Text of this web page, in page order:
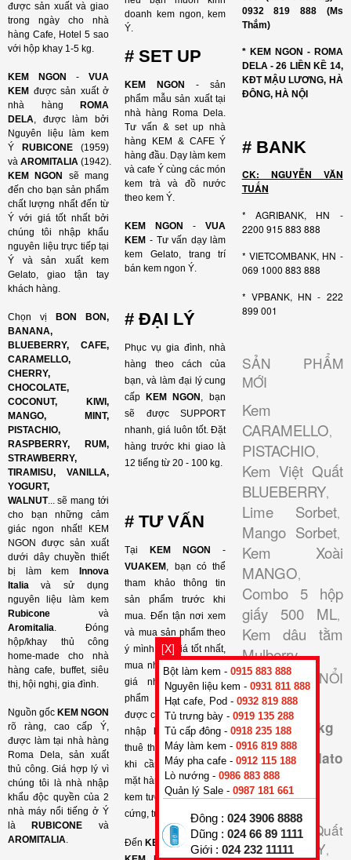
được sản xuất và giao
trong ngày cho nhà
hàng Cafe, Hotel 5 sao
với hộp khay 1-5 kg.
KEM NGON - VUA
KEM được sản xuất ở
nhà hàng
ROMA
DELA, được làm bởi
Nguyên liệu làm kem
Ý
RUBICONE (1959)
và AROMITALIA (1942).
KEM NGON
sẽ mang
đến cho bạn sản phẩm
chất lượng nhất đến từ
Ý với giá tốt nhất bởi
chúng tôi nhập khẩu
nguyên liệu trực tiếp tại
Ý và sản xuất kem
Gelato, giao tận tay
khách hàng.
Chọn vị
BON BON,
BANANA,
BLUEBERRY, CAFE,
CARAMELLO,
CHERRY,
CHOCOLATE,
COCONUT, KIWI,
MANGO, MINT,
PISTACHIO,
RASPBERRY, RUM,
STRAWBERRY,
TIRAMISU, VANILLA,
YOGURT,
WALNUT... sẽ mang tới
cho bạn những cảm
giác ngon nhất! KEM
NGON được sản xuất
dưới dây chuyền thiết
bị làm kem
Innova
Italia và sử dụng
nguyên liệu làm kem
Rubicone và
Aromitalia. Đóng
hộp/khay thủ công
home-made cho nhà
hàng cafe, buffet, siêu
thị, hội nghị, gia đình.
Nguồn gốc KEM NGON
rõ ràng, cao cấp Ý,
được làm tại nhà hàng
Roma Dela, sản xuất
thủ công. Giá hợp lý vì
chúng tôi là nhà nhập
khẩu độc quyền của 2
nhà máy nổi tiếng ở Ý
là
RUBICONE và
AROMITALIA.
doanh kem ngon, kem
Ý.
# SET UP
KEM NGON
- sản
phẩm mẫu sản xuất tại
nhà hàng Roma Dela.
Tư vấn & set up nhà
hàng KEM & CAFE Ý
hàng đầu. Dạy làm kem
và cafe Ý cùng các món
kem trà và đồ nước
theo kem Ý.
KEM NGON-VUA
KEM - Tư vấn dạy làm
kem Gelato, trang trí
bán kem ngon Ý.
# ĐẠI LÝ
Phục vụ gia đình, nhà
hàng theo cách của
bạn, và làm đại lý cung
cấp
KEM NGON , bạn
sẽ được SUPPORT
nhanh, giá luôn tốt. Đặt
hàng trước khi giao là
12 tiếng từ 20 - 100 kg.
# TƯ VẤN
Tại KEM NGON
-
VUAKEM , bạn có thể
tham khảo thông tin
sản phẩm trước khi
mua. Đến tận nơi xem
và mua sản phẩm theo
ý mình với giá tốt nhất,
mua nhiều hơn, hỗ trợ
giá nhiều hơn, sản
phẩm không sử dụng
được chúng tôi cam kết
nhập lại, hỗ trợ cho
thuê thiết bị, sửa chữa
khi cần thiết với các
mặt hàng như máy làm
kem tươi, máy làm kem
cứng, tủ trưng bày kem.
Đến KEM NGON - VUA
0932 819 888 (Ms
Thắm)
* KEM NGON - ROMA
DELA - 26 LIỀN KỀ 14,
KĐT MẬU LƯƠNG, HÀ
ĐÔNG, HÀ NỘI
# BANK
CK: NGUYỄN VĂN
TUẤN
* AGRIBANK, HN -
2200 915 883 888
* VIETCOMBANK, HN -
069 1000 883 888
* VPBANK, HN - 222
899 001
SẢN PHẨM
MỚI
Kem
CARAMELLO,
PISTACHIO,
Kem Việt Quất
BLUEBERRY,
Lime Sorbet,
Mango Sorbet,
Kem Xoài
MANGO,
Combo 5 hộp
giấy 500 ML,
Kem dâu tằm
Mulberry,
SẢN PHẨM NỔI
BẬT
Kem hộp 1 kg
Kem gelato
đặc biệt
Kem Việt Quất
BLUEBERRY,
[X]
Bột làm kem - 0915 883 888
Nguyên liệu kem - 0931 811 888
Hạt cafe, Pod - 0932 819 888
Tủ trưng bày - 0919 135 288
Tủ cấp đông - 0918 235 188
Máy làm kem - 0916 819 888
Máy pha cafe - 0912 115 188
Lò nướng - 0986 883 888
Quản lý Sale - 0987 181 661
Đông : 024 3906 8888
Dũng : 024 66 89 1111
Giới : 024 232 11111